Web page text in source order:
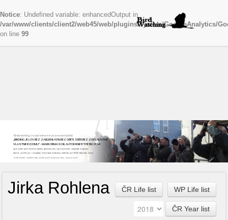
Notice: Undefined variable: enhancedOutput in
/var/www/clients/client2/web45/web/plugins/system/GoogleAnalytics/
on line 99
Birdwatching, česky řekneme pozorování ptáků
„BIRDING JE LOV BEZ ZABÍJENÍ, HON BEZ OBĚTÍ, SBĚR BEZ ZAPLŇOVÁNÍ
VLASTNÍHO DOMU“ - MARK OBMASCIK, AUTOR KNIHY THE BIG YEAR
NAJEZDÍME ČASTO STOVKY KILOMETRŮ, ABYCHOM VIDĚLI DALŠÍ NOVÝ DRUH. ODNÁŠÍME SI NADŠENÍ,
RADOST, ZÁŽITKY, ALE I ZKLAMÁNÍ, POKUD NAŠE CESTA BYLA ZBYTEČNÁ, ALE PŘÍŠTĚ VYRÁŽÍME ZNOVU
Začít můžete v každém věku, podle svých možností, času...stojí to za to!
ČR Life list WP Life list
ČR Year list
Jirka Rohlena